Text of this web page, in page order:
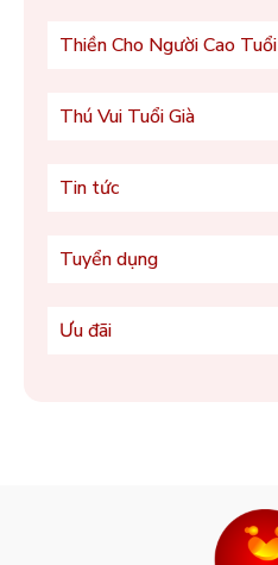
Thiền Cho Người Cao Tuổi
Thú Vui Tuổi Già
Tin tức
Tuyển dụng
Ưu đãi